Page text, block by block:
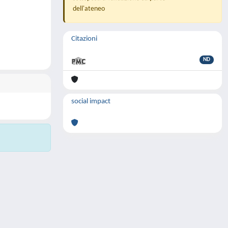
dell'ateneo
Citazioni
ND
social impact